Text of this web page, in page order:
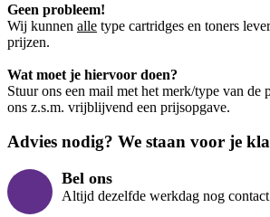
Geen probleem!
Wij kunnen alle type cartridges en toners
prijzen.
Wat moet je hiervoor doen?
Stuur ons een mail met het merk/type van de
ons z.s.m. vrijblijvend een prijsopgave.
Advies nodig? We staan voor je
Bel ons
Altijd dezelfde werkdag nog contact